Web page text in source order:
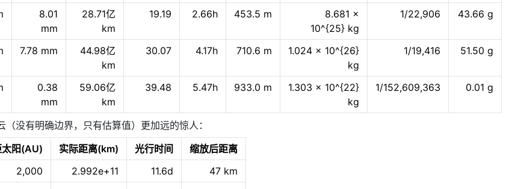
8.01
mm
28.71亿
km
19.19 2.66h 453.5 m
8.681 ×
10^{25} kg
1/22,906 43.66 g
7.78 mm
44.98亿
km
30.07 4.17h 710.6 m
1.024 × 10^{26}
kg
1/19,416 51.50 g
0.38
mm
59.06亿
km
39.48 5.47h 933.0 m
1.303 × 10^{22}
kg
1/152,609,363 0.01 g
（没有明确边界，只有估算值）更加远的惊人：
太阳(AU) 实际距离(km) 光行时间
缩放后距离
2,000 2.992e+11 11.6d
47 km